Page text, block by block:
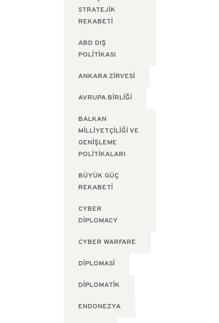
STRATEJIK
REKABETI
ABD DIŞ
POLITIKASI
ANKARA ZIRVESI
AVRUPA BIRLIĞI
BALKAN
MILLIYETÇILIĞI VE
GENIŞLEME
POLITIKALARI
BÜYÜK GÜÇ
REKABETI
CYBER
DIPLOMACY
CYBER WARFARE
DIPLOMASI
DIPLOMATIK
ENDONEZYA